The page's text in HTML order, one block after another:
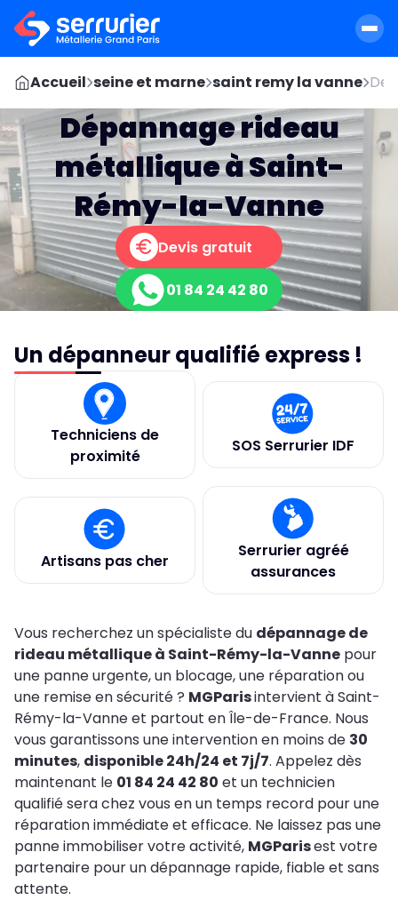
Accueil seine et marne saint remy la vanne
Dépannage rideau
métallique à Saint-
Rémy-la-Vanne
Devis gratuit
01 84 24 42 80
Un dépanneur qualifié express !
Techniciens de
proximité
SOS Serrurier IDF
Artisans pas cher
Serrurier agréé
assurances
Vous recherchez un spécialiste du dépannage de
rideau métallique à Saint-Rémy-la-Vanne pour
une panne urgente, un blocage, une réparation ou
une remise en sécurité ? MGParisintervient à Saint-
Rémy-la-Vanne et partout en Île-de-France. Nous
vous garantissons une intervention en moins de 30
minutes, disponible 24h/24 et 7j/7. Appelez dès
maintenant le 01 84 24 42 80 et un technicien
qualifié sera chez vous en un temps record pour une
réparation immédiate et efficace. Ne laissez pas une
panne immobiliser votre activité, MGParisest votre
partenaire pour un dépannage rapide, fiable et sans
attente.